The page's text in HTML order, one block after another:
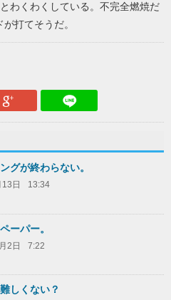
わくわくしている。不完全燃焼だ
打てそうだ。
はてなブックマークGoogle Plus
グが終わらない。
日 13:34
ーパー。
2日 7:22
しくない？